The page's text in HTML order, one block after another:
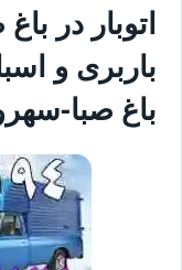
اتوبار در
باربری و
باغ صبا-